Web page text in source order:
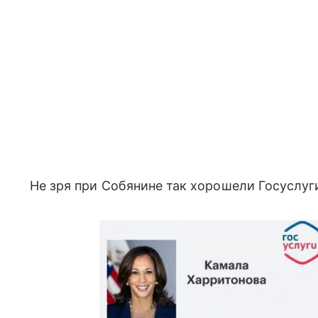
Не зря при Собянине так хорошели